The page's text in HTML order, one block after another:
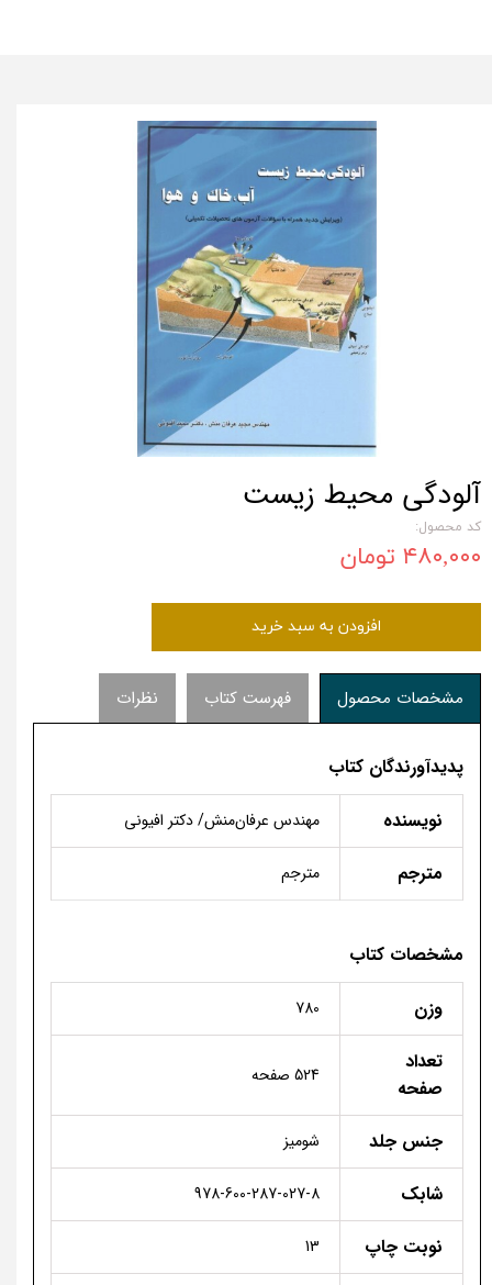
آلودگی محیط زیست
کد محصول:
۴۸۰,۰۰۰ تومان
افزودن به سبد خرید
مشخصات محصول فهرست کتاب نظرات
پدیدآورندگان کتاب
نویسنده
مهندس عرفان‌­منش/ دکتر افیونی
مترجم مترجم
مشخصات کتاب
وزن
780
تعداد
صفحه
524 صفحه
جنس جلد شومیز
شابک 978-600-287-027-8
نوبت چاپ 13